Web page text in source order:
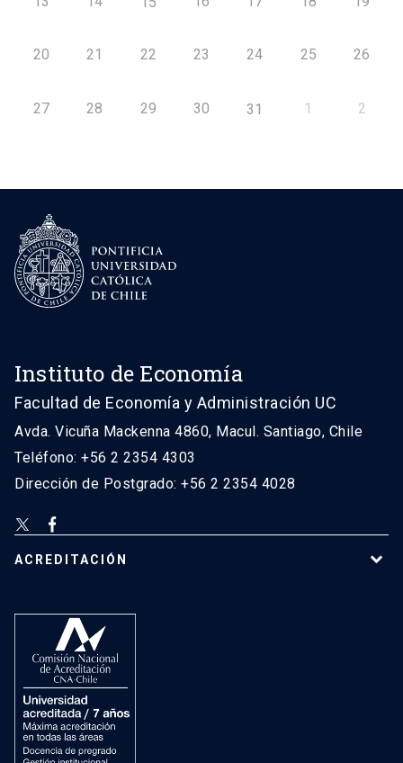
20 21 22 23 24 25 26
27 28 29 30 31 1 2
Instituto de Economía
Facultad de Economía y Administración UC
Avda. Vicuña Mackenna 4860, Macul. Santiago, Chile
Teléfono: +56 2 2354 4303
Dirección de Postgrado: +56 2 2354 4028
ACREDITACIÓN